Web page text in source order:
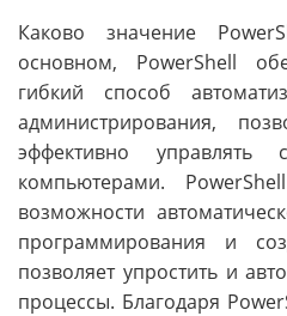
Каково значение
основном, PowerShell
гибкий способ
администрирования,
эффективно
компьютерами.
возможности
программирования и
позволяет упростить и
процессы. Благодаря